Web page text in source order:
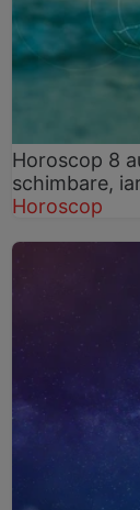
Horoscop 8
schimbare,
Horoscop